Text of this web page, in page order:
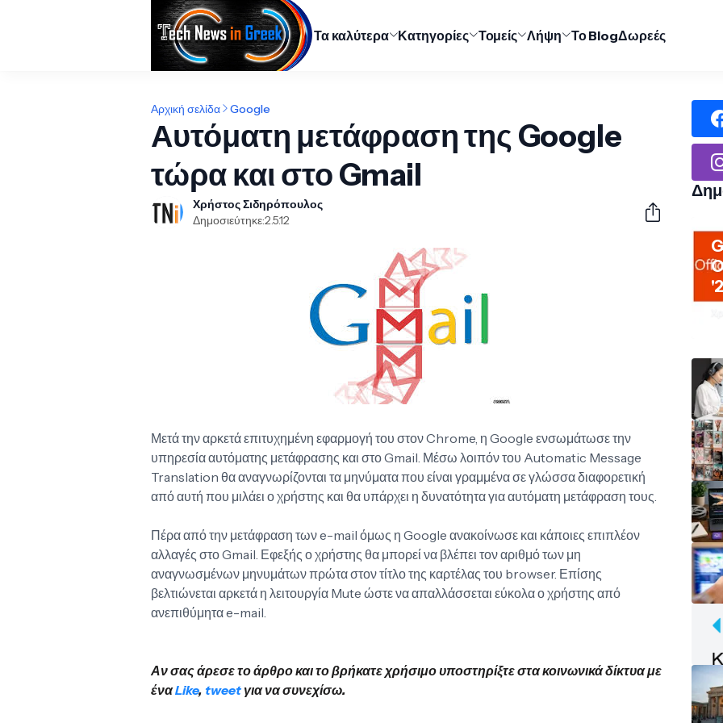
Τα καλύτερα Κατηγορίες Τομείς Λήψη Το BlogΔωρεές
Αρχική σελίδα Google
Αυτόματη μετάφραση της Google
τώρα και στο Gmail
Χρήστος Σιδηρόπουλος
Δημοσιεύτηκε:2.5.12
Μετά την αρκετά επιτυχημένη εφαρμογή του στον Chrome, η Google ενσωμάτωσε την
υπηρεσία αυτόματης μετάφρασης και στο Gmail. Μέσω λοιπόν του Automatic Message
Translation θα αναγνωρίζονται τα μηνύματα που είναι γραμμένα σε γλώσσα διαφορετική
από αυτή που μιλάει ο χρήστης και θα υπάρχει η δυνατότητα για αυτόματη μετάφραση τους.
Πέρα από την μετάφραση των e-mail όμως η Google ανακοίνωσε και κάποιες επιπλέον
αλλαγές στο Gmail. Εφεξής ο χρήστης θα μπορεί να βλέπει τον αριθμό των μη
αναγνωσμένων μηνυμάτων πρώτα στον τίτλο της καρτέλας του browser. Επίσης
βελτιώνεται αρκετά η λειτουργία Mute ώστε να απαλλάσσεται εύκολα ο χρήστης από
ανεπιθύμητα e-mail.
Αν σας άρεσε το άρθρο και το βρήκατε χρήσιμο υποστηρίξτε στα κοινωνικά δίκτυα με
έναLike, tweet για να συνεχίσω.